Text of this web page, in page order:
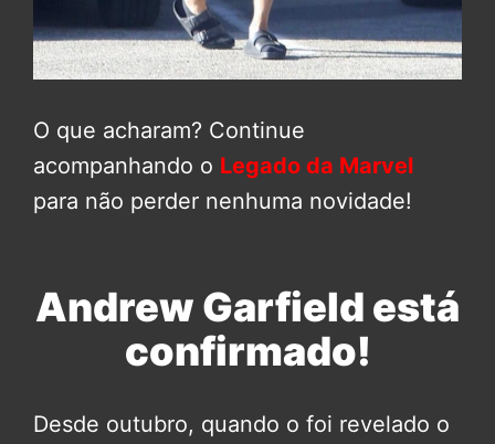
O que acharam? Continue
acompanhando o Legado da Marvel
para não perder nenhuma novidade!
Andrew Garfield está
confirmado!
Desde outubro, quando o foi revelado o